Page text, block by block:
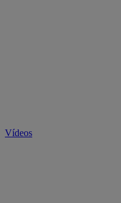
Vídeos